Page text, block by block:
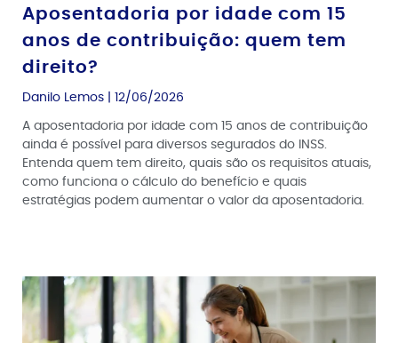
Aposentadoria por idade com 15
anos de contribuição: quem tem
direito?
Danilo Lemos 12/06/2026
A aposentadoria por idade com 15 anos de contribuição
ainda é possível para diversos segurados do INSS.
Entenda quem tem direito, quais são os requisitos atuais,
como funciona o cálculo do benefício e quais
estratégias podem aumentar o valor da aposentadoria.